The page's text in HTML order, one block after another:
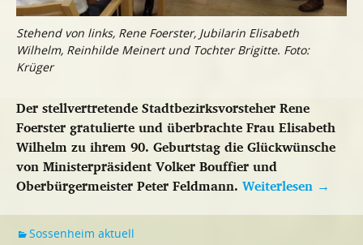
Stehend von links, Rene Foerster, Jubilarin Elisabeth
Wilhelm, Reinhilde Meinert und Tochter Brigitte. Foto:
Krüger
Der stellvertretende Stadtbezirksvorsteher Rene
Foerster gratulierte und überbrachte Frau Elisabeth
Wilhelm zu ihrem 90. Geburtstag die Glückwünsche
von Ministerpräsident Volker Bouffier und
Oberbürgermeister Peter Feldmann. Weiterlesen →
Sossenheim aktuell